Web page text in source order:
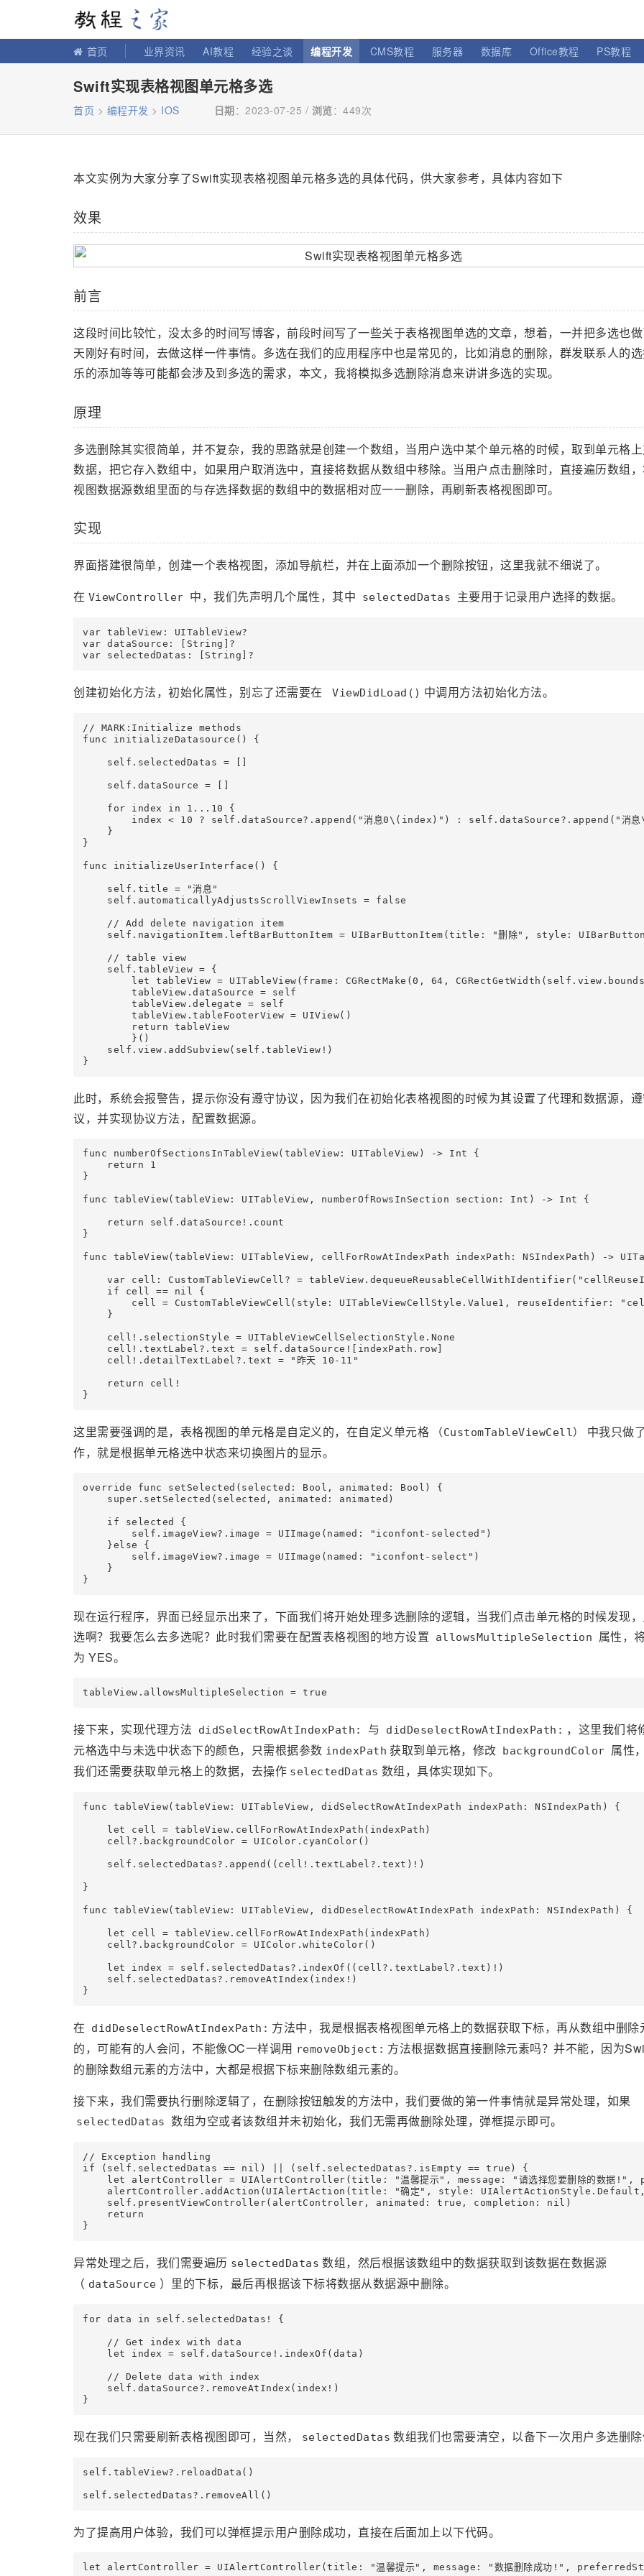
首页 业界资讯 AI教程 经验之谈 编程开发 CMS教程 服务器 数据库 Office教程 PS教程
Swift实现表格视图单元格多选
首页 > 编程开发 > IOS 日期：2023-07-25 / 浏览： 449次
本文实例为大家分享了Swift实现表格视图单元格多选的具体代码，供大家参考，具体内容如下
效果
前言
这段时间比较忙，没太多的时间写博客，前段时间写了一些关于表格视图单选的文章，想着，一并把多选也
天刚好有时间，去做这样一件事情。多选在我们的应用程序中也是常见的，比如消息的删除，群发联系人的
乐的添加等等可能都会涉及到多选的需求，本文，我将模拟多选删除消息来讲讲多选的实现。
原理
多选删除其实很简单，并不复杂，我的思路就是创建一个数组，当用户选中某个单元格的时候，取到单元格
数据，把它存入数组中，如果用户取消选中，直接将数据从数组中移除。当用户点击删除时，直接遍历数组
视图数据源数组里面的与存选择数据的数组中的数据相对应一一删除，再刷新表格视图即可。
实现
界面搭建很简单，创建一个表格视图，添加导航栏，并在上面添加一个删除按钮，这里我就不细说了。
在 ViewController 中，我们先声明几个属性，其中 selectedDatas 主要用于记录用户选择的数据。
var tableView: UITableView?
var dataSource: [String]?
var selectedDatas: [String]?
创建初始化方法，初始化属性，别忘了还需要在 ViewDidLoad() 中调用方法初始化方法。
// MARK:Initialize methods
func initializeDatasource() {
self.selectedDatas = []
self.dataSource = []
for index in 1...10 {
index < 10 ? self.dataSource?.append("消息0\(index)") : self.dataSource?.append("消息
}
}
func initializeUserInterface() {
self.title = "消息"
self.automaticallyAdjustsScrollViewInsets = false
// Add delete navigation item
self.navigationItem.leftBarButtonItem = UIBarButtonItem(title: "删除", style:
// table view
self.tableView = {
let tableView = UITableView(frame: CGRectMake(0, 64,
tableView.dataSource = self
tableView.delegate = self
tableView.tableFooterView = UIView()
return tableView
}()
self.view.addSubview(self.tableView!)
}
此时，系统会报警告，提示你没有遵守协议，因为我们在初始化表格视图的时候为其设置了代理和数据源，
议，并实现协议方法，配置数据源。
func numberOfSectionsInTableView(tableView: UITableView) -> Int {
return 1
}
func tableView(tableView: UITableView, numberOfRowsInSection section: Int) -> Int {
return self.dataSource!.count
}
func tableView(tableView: UITableView, cellForRowAtIndexPath indexPath: NSIndexPath) ->
var cell: CustomTableViewCell? =
if cell == nil {
cell = CustomTableViewCell(style: UITableViewCellStyle.Value1, reuseIdentifier:
}
cell!.selectionStyle = UITableViewCellSelectionStyle.None
cell!.textLabel?.text = self.dataSource![indexPath.row]
cell!.detailTextLabel?.text = "昨天 10-11"
return cell!
}
这里需要强调的是，表格视图的单元格是自定义的，在自定义单元格 （CustomTableViewCell）
中我只做
作，就是根据单元格选中状态来切换图片的显示。
override func setSelected(selected: Bool, animated: Bool) {
super.setSelected(selected, animated: animated)
if selected {
self.imageView?.image = UIImage(named: "iconfont-selected")
}else {
self.imageView?.image = UIImage(named: "iconfont-select")
}
}
现在运行程序，界面已经显示出来了，下面我们将开始处理多选删除的逻辑，当我们点击单元格的时候发现
选啊？我要怎么去多选呢？此时我们需要在配置表格视图的地方设置
allowsMultipleSelection
属性，
为 YES。
tableView.allowsMultipleSelection = true
接下来，实现代理方法 didSelectRowAtIndexPath: 与 didDeselectRowAtIndexPath: ，这里我们将
元格选中与未选中状态下的颜色，只需根据参数 indexPath 获取到单元格，修改 backgroundColor 属性
我们还需要获取单元格上的数据，去操作 selectedDatas 数组，具体实现如下。
func tableView(tableView: UITableView, didSelectRowAtIndexPath indexPath: NSIndexPath) {
let cell = tableView.cellForRowAtIndexPath(indexPath)
cell?.backgroundColor = UIColor.cyanColor()
self.selectedDatas?.append((cell!.textLabel?.text)!)
}
func tableView(tableView: UITableView, didDeselectRowAtIndexPath indexPath: NSIndexPath) {
let cell = tableView.cellForRowAtIndexPath(indexPath)
cell?.backgroundColor = UIColor.whiteColor()
let index = self.selectedDatas?.indexOf((cell?.textLabel?.text)!)
self.selectedDatas?.removeAtIndex(index!)
}
在 didDeselectRowAtIndexPath: 方法中，我是根据表格视图单元格上的数据获取下标，再从数组中删除
的，可能有的人会问，不能像OC一样调用 removeObject: 方法根据数据直接删除元素吗？并不能，因为
的删除数组元素的方法中，大都是根据下标来删除数组元素的。
接下来，我们需要执行删除逻辑了，在删除按钮触发的方法中，我们要做的第一件事情就是异常处理，如果
selectedDatas 数组为空或者该数组并未初始化，我们无需再做删除处理，弹框提示即可。
// Exception handling
if (self.selectedDatas == nil) || (self.selectedDatas?.isEmpty == true) {
let alertController = UIAlertController(title: "温馨提示", message: "请选择您要删除的数据
alertController.addAction(UIAlertAction(title: "确定", style:
self.presentViewController(alertController, animated: true, completion: nil)
return
}
异常处理之后，我们需要遍历 selectedDatas 数组，然后根据该数组中的数据获取到该数据在数据源
（ dataSource ）里的下标，最后再根据该下标将数据从数据源中删除。
for data in self.selectedDatas! {
// Get index with data
let index = self.dataSource!.indexOf(data)
// Delete data with index
self.dataSource?.removeAtIndex(index!)
}
现在我们只需要刷新表格视图即可，当然， selectedDatas 数组我们也需要清空，以备下一次用户多选删除
self.tableView?.reloadData()
self.selectedDatas?.removeAll()
为了提高用户体验，我们可以弹框提示用户删除成功，直接在后面加上以下代码。
let alertController = UIAlertController(title: "温馨提示", message: "数据删除成功!",